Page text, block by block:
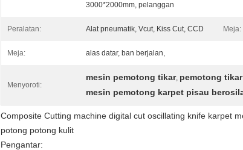
3000*2000mm, pelanggan
Peralatan: Alat pneumatik, Vcut, Kiss Cut, CCD Meja:
Meja: alas datar, ban berjalan,
Menyoroti:
mesin pemotong tikar, pemotong
mesin pemotong karpet pisau
Composite Cutting machine digital cut oscillating knife karpet
potong potong kulit
Pengantar: